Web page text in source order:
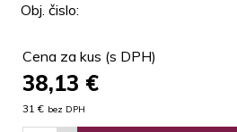
Obj. čislo:
Cena za kus (s DPH)
38,13 €
31 € bez DPH